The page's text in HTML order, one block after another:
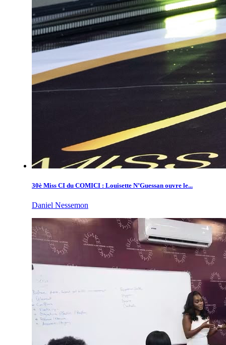
30è Miss CI du COMICI : Louisette N’Guessan ouvre le...
Daniel Nessemon